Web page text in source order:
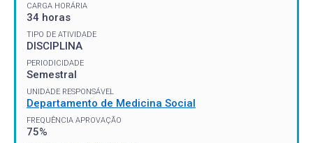
CARGA HORÁRIA
34 horas
TIPO DE ATIVIDADE
DISCIPLINA
PERIODICIDADE
Semestral
UNIDADE RESPONSÁVEL
Departamento de Medicina Social
FREQUÊNCIA APROVAÇÃO
75%